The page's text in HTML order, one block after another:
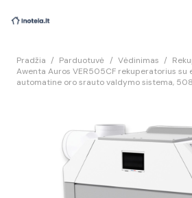
Pradžia / Parduotuvė / Vėdinimas /
Awenta Auros VER505CF rekuperatorius su
automatine oro srauto valdymo sistema,